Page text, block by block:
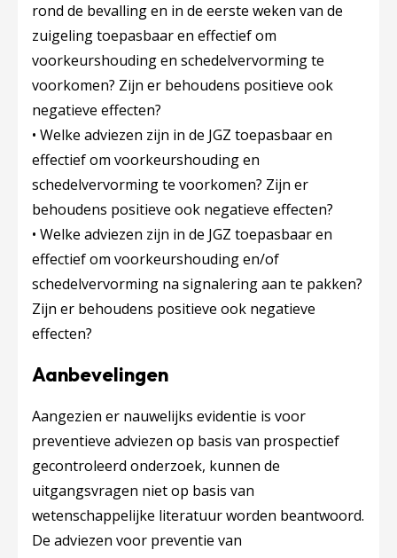
rond de bevalling en in de eerste weken van de
zuigeling toepasbaar en effectief om
voorkeurshouding en schedelvervorming te
voorkomen? Zijn er behoudens positieve ook
negatieve effecten?
• Welke adviezen zijn in de JGZ toepasbaar en
effectief om voorkeurshouding en
schedelvervorming te voorkomen? Zijn er
behoudens positieve ook negatieve effecten?
• Welke adviezen zijn in de JGZ toepasbaar en
effectief om voorkeurshouding en/of
schedelvervorming na signalering aan te pakken?
Zijn er behoudens positieve ook negatieve
effecten?
Aanbevelingen
Aangezien er nauwelijks evidentie is voor
preventieve adviezen op basis van prospectief
gecontroleerd onderzoek, kunnen de
uitgangsvragen niet op basis van
wetenschappelijke literatuur worden beantwoord.
De adviezen voor preventie van